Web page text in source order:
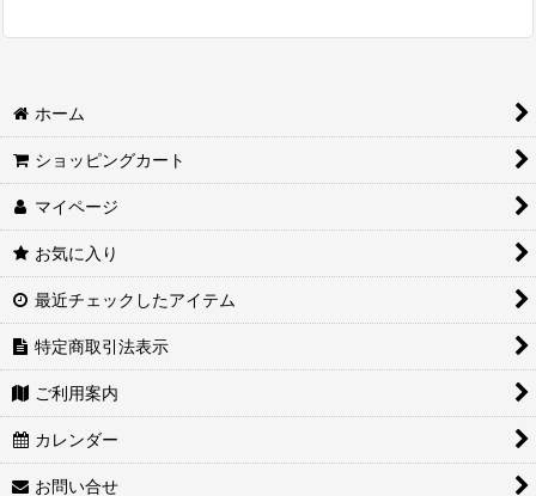
ホーム
ショッピングカート
マイページ
お気に入り
最近チェックしたアイテム
特定商取引法表示
ご利用案内
カレンダー
お問い合せ